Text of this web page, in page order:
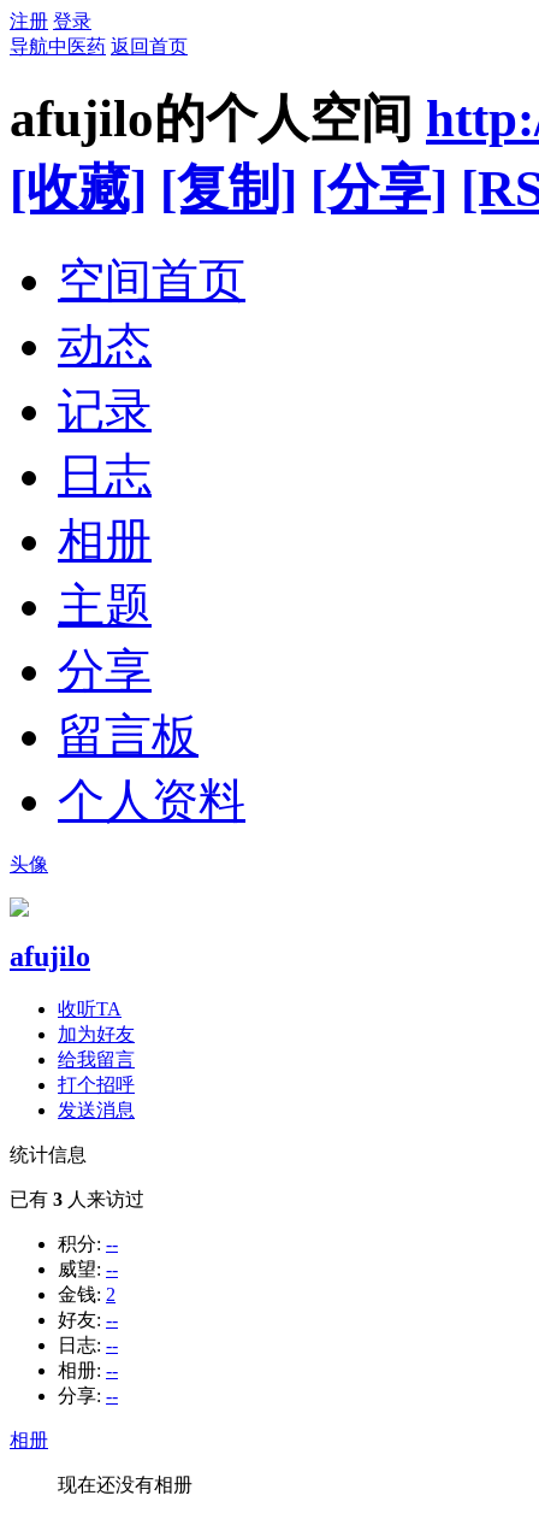
注册 登录
导航中医药 返回首页
afujilo的个人空间
[收藏] [复制] [分享]
空间首页
动态
记录
日志
相册
主题
分享
留言板
个人资料
头像
afujilo
收听TA
加为好友
给我留言
打个招呼
发送消息
统计信息
已有 3 人来访过
积分: --
威望: --
金钱: 2
好友: --
日志: --
相册: --
分享: --
相册
现在还没有相册